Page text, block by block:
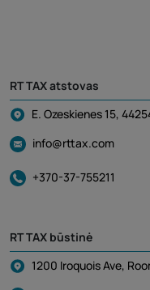
RT TAX atstovas
E. Ozeskienes 15,
info@rttax.com
+370-37-755211
RT TAX būstinė
1200 Iroquois Ave,